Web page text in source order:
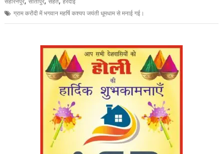
ग्राम करोंदी में भगवान महर्षि कश्यप जयंती धूमधाम से मनाई गई।